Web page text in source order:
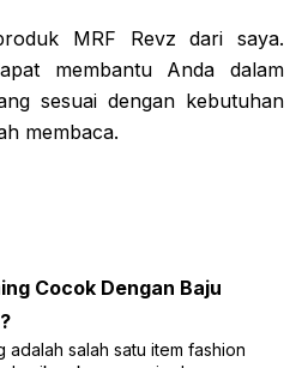
MRF Revz dari saya.
membantu Anda dalam
sesuai dengan kebutuhan
membaca.
Cocok Dengan Baju
adalah salah satu item fashion